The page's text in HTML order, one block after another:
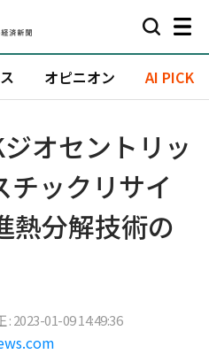
オピニオン AI PICK
オセントリッ
チックリサイ
熱分解技術の
: 2023-01-09 14:49:36